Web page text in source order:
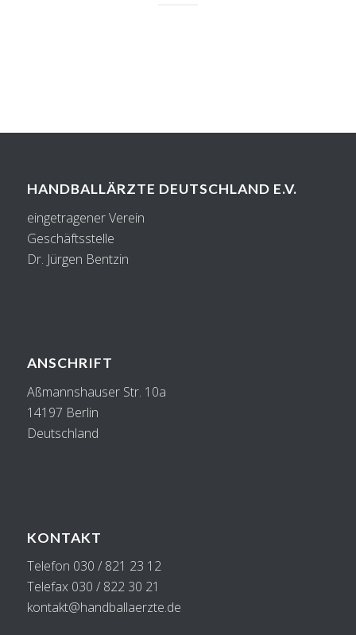
HANDBALLÄRZTE DEUTSCHLAND E.V.
eingetragener Verein
Geschäftsstelle
Dr. Jürgen Bentzin
ANSCHRIFT
Aßmannshauser Str. 10a
14197 Berlin
Deutschland
KONTAKT
Telefon 030 / 821 23 12
Telefax 030 / 822 30 21
kontakt@handballaerzte.de